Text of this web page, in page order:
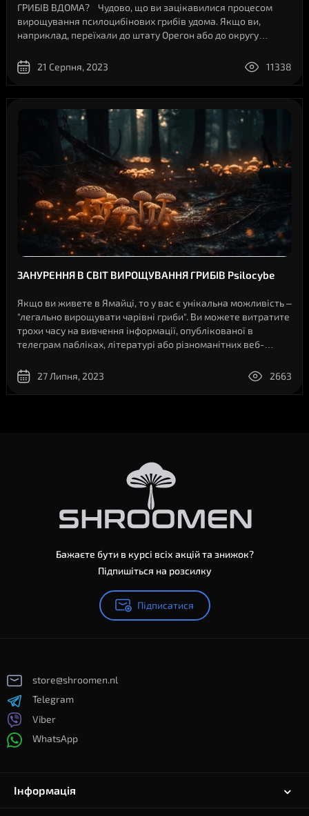
ГРИБІВ ВДОМА? Чудово, що ви зацікавилися процесом
вирощування псилоцибінових грибів удома. Якщо ви,
наприклад, переїхали до штату Орегон або до округу
джерелом цих магічних грибів, са..
21 Серпня, 2023 11338
ЗАНУРЕННЯ В СВІТ ВИРОЩУВАННЯ ГРИБІВ Psilocybe
Якщо ви живете в Ямайці, то у вас є унікальна можливість –
"легально вирощувати чарівні гриби". Ви можете витратите
трохи часу на вивчення інформації, опублікованої в
телеграм пабліках, літературі або різноманітних веб-
помітите запаморочливий на..
27 Липня, 2023 2663
Бажаєте бути в курсі всіх акцій та знижок?
Підпишіться на розсилку
Підписатися
store@shroomen.nl
Telegram
Viber
WhatsApp
Інформація